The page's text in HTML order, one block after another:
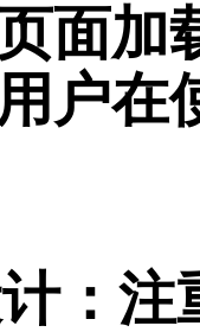
面加
户在
：注